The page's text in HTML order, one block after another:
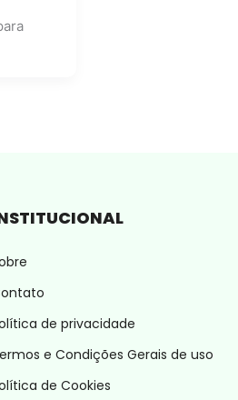
de privacidade
e Condições Gerais de uso
de Cookies